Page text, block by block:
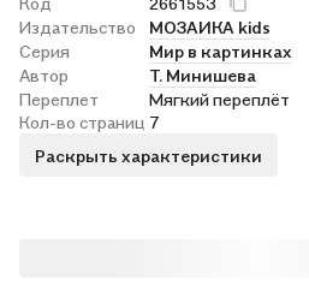
Издательство
МОЗАИКА kids
Серия
Мир в картинках
Автор
Т. Минишева
Переплет
Мягкий переплёт
Кол-во страниц 7
Раскрыть характеристики